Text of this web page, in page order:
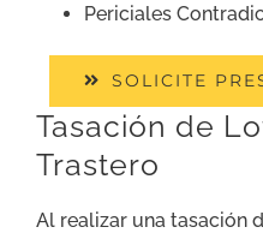
Periciales
SOLICITE
Tasación de
Trastero
Al realizar una tasación